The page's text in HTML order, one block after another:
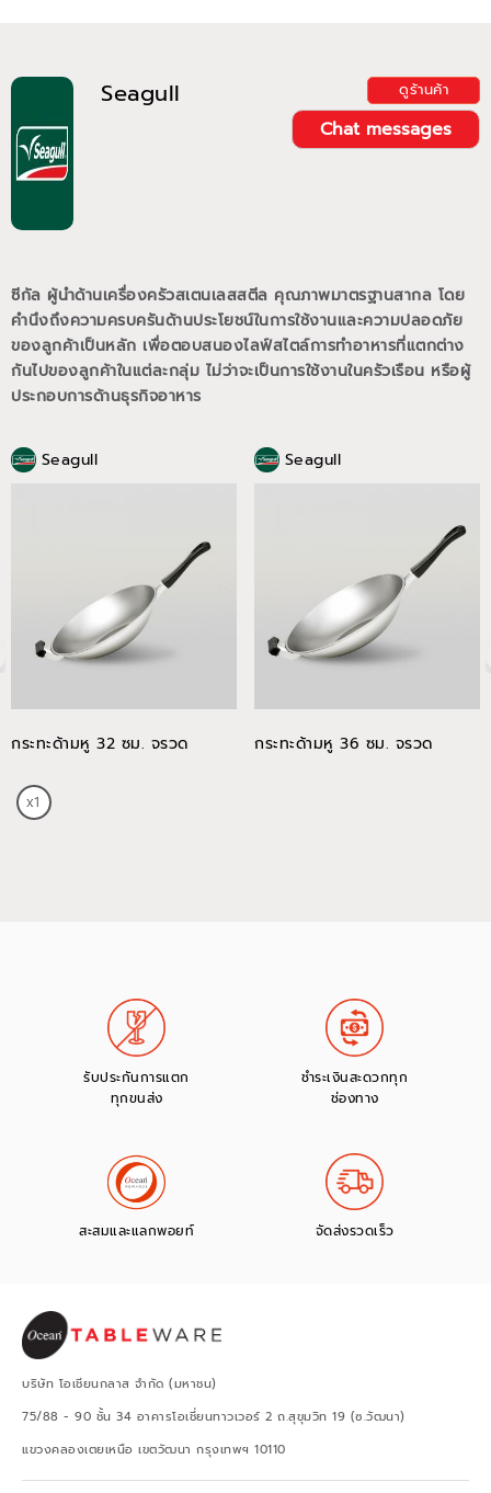
Seagull ดูร้านค้า
Chat messages
ซีกัล ผู้นำด้านเครื่องครัวสเตนเลสสตีล คุณภาพมาตรฐานสากล โดย
คำนึงถึงความครบครันด้านประโยชน์ในการใช้งานและความปลอดภัย
ของลูกค้าเป็นหลัก เพื่อตอบสนองไลฟ์สไตล์การทำอาหารที่แตกต่าง
กันไปของลูกค้าในแต่ละกลุ่ม ไม่ว่าจะเป็นการใช้งานในครัวเรือน หรือผู้
ประกอบการด้านธุรกิจอาหาร
Seagull
กระทะด้ามหู 32 ซม. จรวด
Seagull
กระทะด้ามหู 36 ซม. จรวด
รับประกันการแตก
ทุกขนส่ง
ชำระเงินสะดวกทุก
ช่องทาง
สะสมและแลกพอยท์ จัดส่งรวดเร็ว
บริษัท โอเชียนกลาส จำกัด (มหาชน)
75/88 - 90 ชั้น 34 อาคารโอเชี่ยนทาวเวอร์ 2 ถ.สุขุมวิท 19 (ซ.วัฒนา)
แขวงคลองเตยเหนือ เขตวัฒนา กรุงเทพฯ 10110